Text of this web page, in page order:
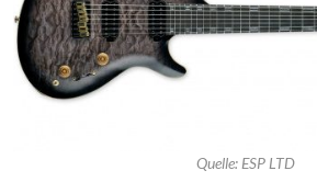
Quelle: ESP LTD